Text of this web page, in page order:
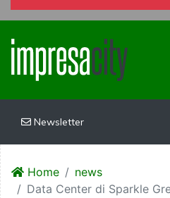
Newsletter
Home
news
Data Center di Sparkle